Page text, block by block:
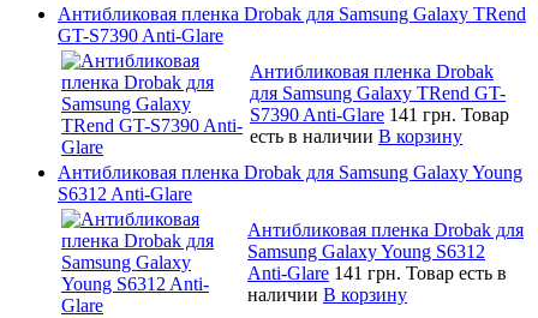
Антибликовая пленка Drobak для Samsung Galaxy TRend
GT-S7390 Anti-Glare
Антибликовая пленка Drobak
для Samsung Galaxy TRend GT-
S7390 Anti-Glare 141 грн. Товар
есть в наличии В корзину
Антибликовая пленка Drobak для Samsung Galaxy Young
S6312 Anti-Glare
Антибликовая пленка Drobak для
Samsung Galaxy Young S6312
Anti-Glare 141 грн. Товар есть в
наличии В корзину